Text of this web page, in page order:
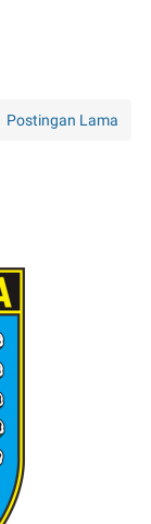
Postingan Lama